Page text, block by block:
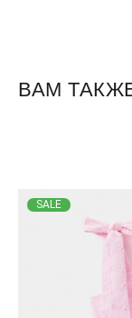
ВАМ
SALE
Для клиентов
+7 905 040 6256
Отдел по работе с клиентами